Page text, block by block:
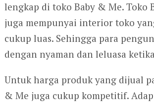
lengkap di toko Baby & Me. Toko
juga mempunyai interior toko
cukup luas. Sehingga para
dengan nyaman dan leluasa
Untuk harga produk yang dijual
& Me juga cukup kompetitif.